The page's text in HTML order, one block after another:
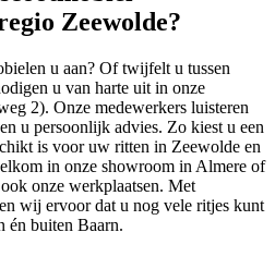
Zeewolde?
u aan? Of twijfelt u tussen
u van harte uit in onze
2). Onze medewerkers luisteren
u persoonlijk advies. Zo kiest u een
is voor uw ritten in Zeewolde en
in onze showroom in Almere of
onze werkplaatsen. Met
wij ervoor dat u nog vele ritjes kunt
én buiten Baarn.